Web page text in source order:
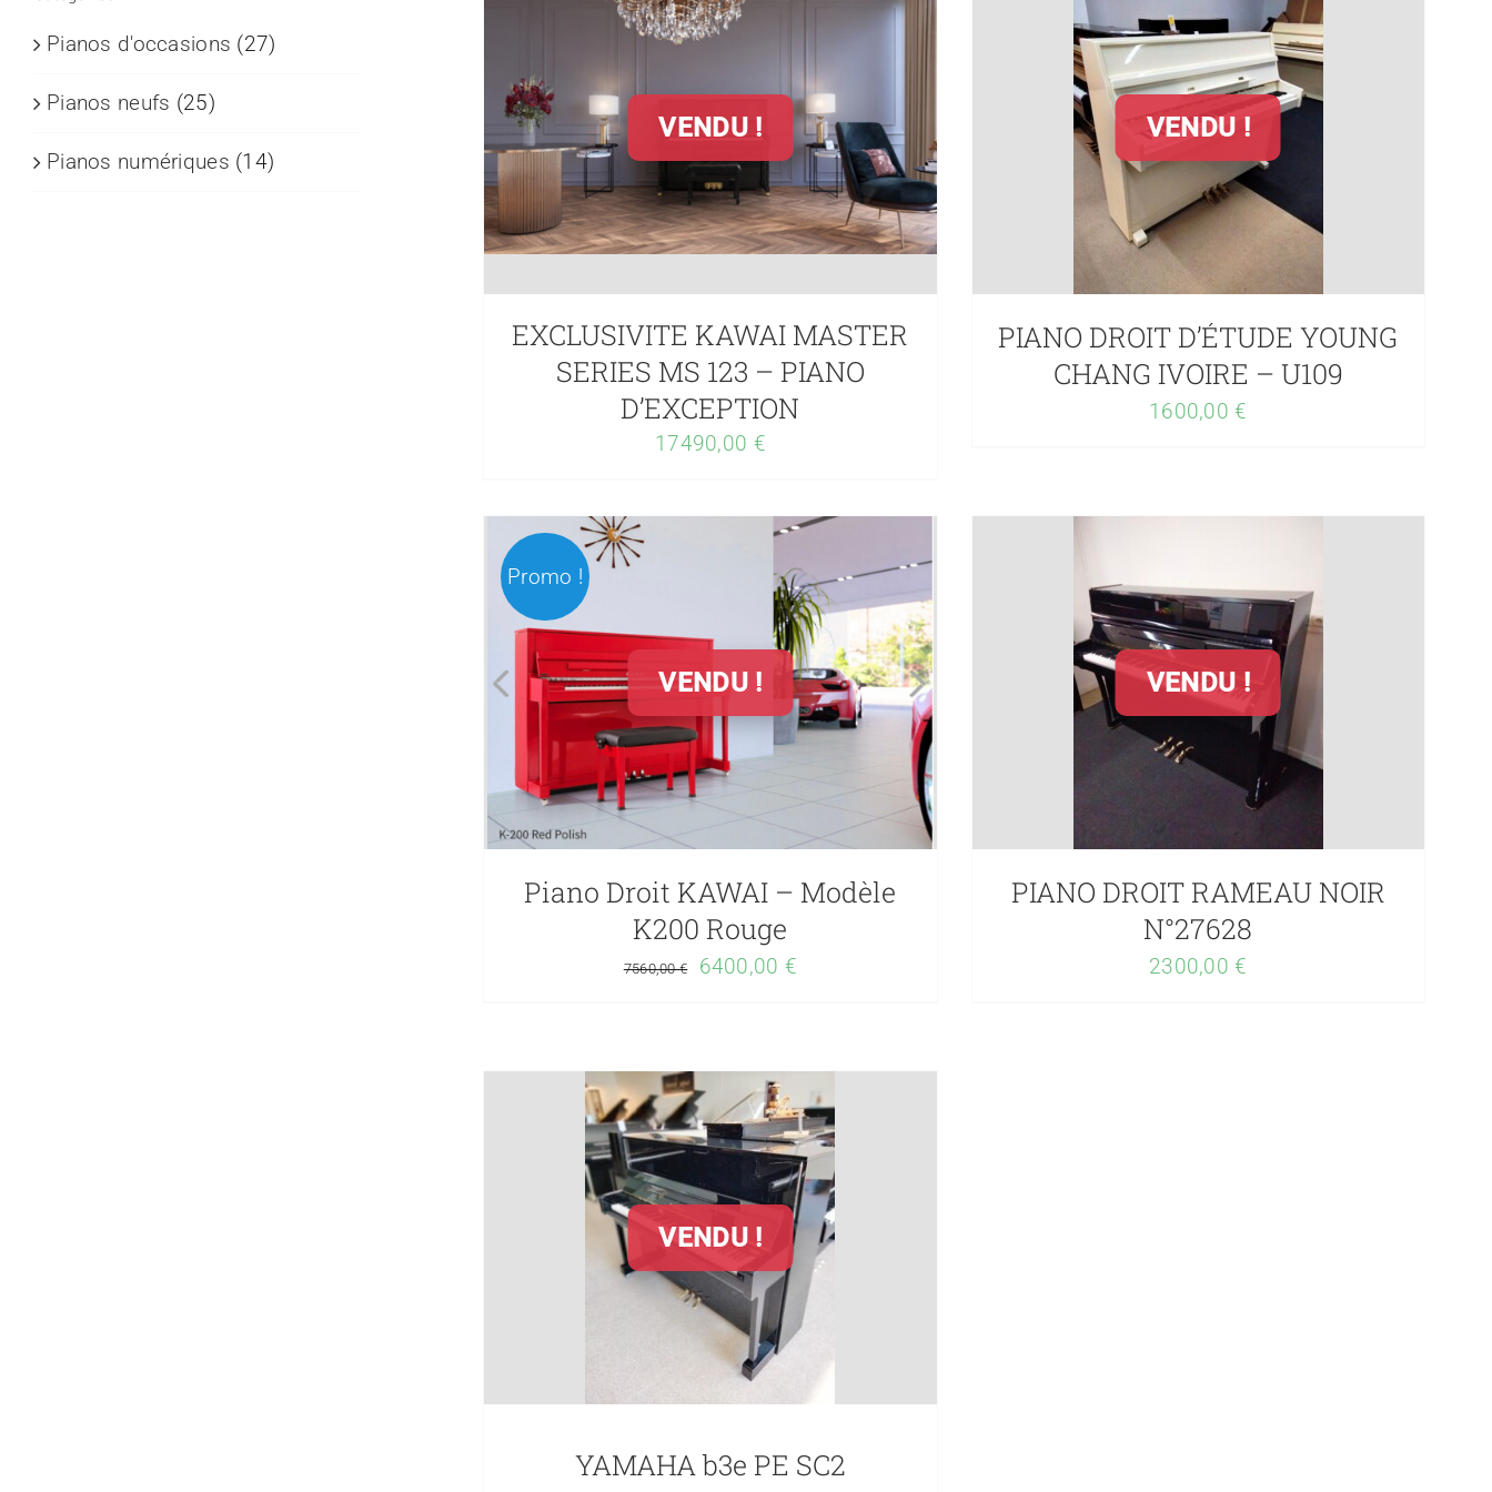
VENDU !
EXCLUSIVITE KAWAI MASTER
SERIES MS 123 – PIANO
D’EXCEPTION
17490,00 €
VENDU !
PIANO DROIT D’ÉTUDE YOUNG
CHANG IVOIRE – U109
1600,00€
Promo !
VENDU !
Piano Droit KAWAI – Modèle
K200 Rouge
7560,00€
Le
était :
7560,00 €.
6400,00 €
est :
6400,00 €.
VENDU !
PIANO DROIT RAMEAU NOIR
N°27628
2300,00€
VENDU !
YAMAHA b3e PE SC2
Pianos d'occasions (27)
Pianos neufs (25)
Pianos numériques (14)